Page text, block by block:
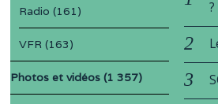
Radio (161)
VFR (163)
Photos et vidéos (1 357)
?